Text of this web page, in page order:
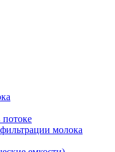
потоке
молока